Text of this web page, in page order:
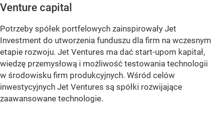
Venture capital
Potrzeby spółek portfelowych zainspirowały Jet
Investment do utworzenia funduszu dla firm na wczesnym
etapie rozwoju. Jet Ventures ma dać start-upom kapitał,
wiedzę przemysłową i możliwość testowania technologii
w środowisku firm produkcyjnych. Wśród celów
inwestycyjnych Jet Ventures są spółki rozwijające
zaawansowane technologie.